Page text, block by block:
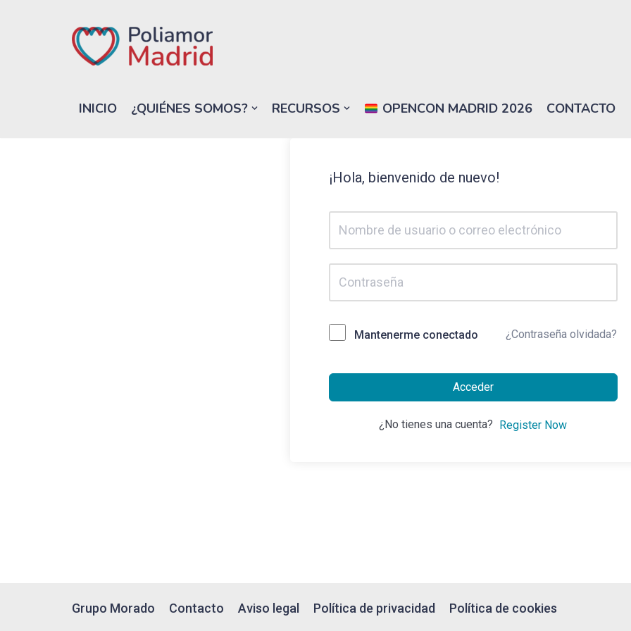
INICIO ¿QUIÉNES SOMOS? RECURSOS OPENCON MADRID 2026 CONTACTO
¡Hola, bienvenido de nuevo!
Mantenerme conectado ¿Contraseña olvidada?
Acceder
¿No tienes una cuenta? Register Now
Grupo Morado Contacto Aviso legal Política de privacidad Política de cookies